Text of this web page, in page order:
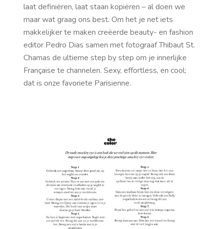
laat definiëren, laat staan kopiëren – al doen we
maar wat graag ons best. Om het je net iets
makkelijker te maken creëerde beauty- en fashion
editor Pedro Dias samen met fotograaf Thibaut St.
Chamas de ultieme step by step om je innerlijke
Française te channelen. Sexy, effortless, en cool;
dat is onze favoriete Parisienne.